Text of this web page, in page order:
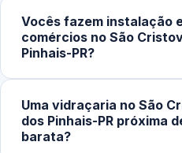
Solicite uma medição pelo
orçamento detalhado.
jateado, refletivo, laminado e
Atendemos espessuras de
Vocês fazem instalação
comércios no São
Pinhais-PR?
escritórios, restaurantes e
dos Pinhais‑PR. Fazemos
Uma vidraçaria no São
dos Pinhais-PR próxima
barata?